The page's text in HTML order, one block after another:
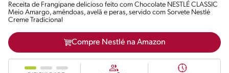
Receita de Frangipane delicioso feito com Chocolate NESTLÉ CLASSIC
Meio Amargo, amêndoas, avelã e peras, servido com Sorvete Nestlé
Creme Tradicional
Compre Nestlé na Amazon